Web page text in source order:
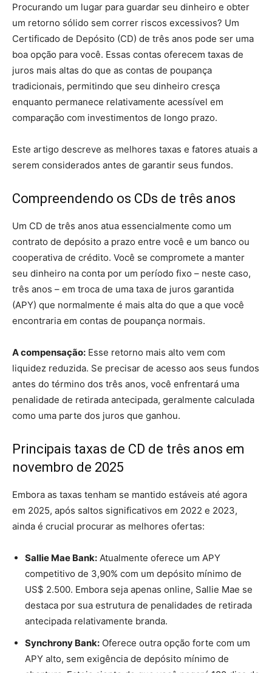
Procurando um lugar para guardar seu dinheiro e obter
um retorno sólido sem correr riscos excessivos? Um
Certificado de Depósito (CD) de três anos pode ser uma
boa opção para você. Essas contas oferecem taxas de
juros mais altas do que as contas de poupança
tradicionais, permitindo que seu dinheiro cresça
enquanto permanece relativamente acessível em
comparação com investimentos de longo prazo.
Este artigo descreve as melhores taxas e fatores atuais a
serem considerados antes de garantir seus fundos.
Compreendendo os CDs de três anos
Um CD de três anos atua essencialmente como um
contrato de depósito a prazo entre você e um banco ou
cooperativa de crédito. Você se compromete a manter
seu dinheiro na conta por um período fixo – neste caso,
três anos – em troca de uma taxa de juros garantida
(APY) que normalmente é mais alta do que a que você
encontraria em contas de poupança normais.
A compensação: Esse retorno mais alto vem com
liquidez reduzida. Se precisar de acesso aos seus fundos
antes do término dos três anos, você enfrentará uma
penalidade de retirada antecipada, geralmente calculada
como uma parte dos juros que ganhou.
Principais taxas de CD de três anos em
novembro de 2025
Embora as taxas tenham se mantido estáveis até agora
em 2025, após saltos significativos em 2022 e 2023,
ainda é crucial procurar as melhores ofertas:
Sallie Mae Bank: Atualmente oferece um APY
competitivo de 3,90% com um depósito mínimo de
US$ 2.500. Embora seja apenas online, Sallie Mae se
destaca por sua estrutura de penalidades de retirada
antecipada relativamente branda.
Synchrony Bank: Oferece outra opção forte com um
APY alto, sem exigência de depósito mínimo de